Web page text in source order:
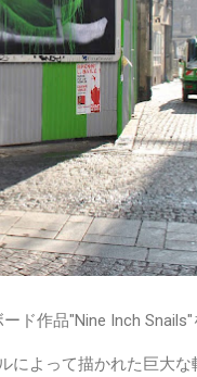
ド作品"Nine Inch
によって描かれた巨大な